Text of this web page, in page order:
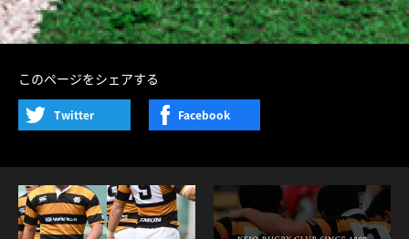
このページをシェアする
Twitter Facebook